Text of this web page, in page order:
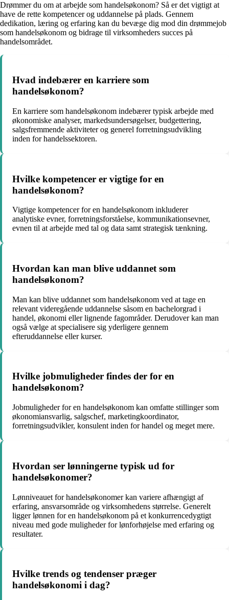
Drømmer du om at arbejde som handelsøkonom? Så er det vigtigt at
have de rette kompetencer og uddannelse på plads. Gennem
dedikation, læring og erfaring kan du bevæge dig mod din drømmejob
som handelsøkonom og bidrage til virksomheders succes på
handelsområdet.
Hvad indebærer en karriere som
handelsøkonom?
En karriere som handelsøkonom indebærer typisk arbejde med
økonomiske analyser, markedsundersøgelser, budgettering,
salgsfremmende aktiviteter og generel forretningsudvikling
inden for handelssektoren.
Hvilke kompetencer er vigtige for en
handelsøkonom?
Vigtige kompetencer for en handelsøkonom inkluderer
analytiske evner, forretningsforståelse, kommunikationsevner,
evnen til at arbejde med tal og data samt strategisk tænkning.
Hvordan kan man blive uddannet som
handelsøkonom?
Man kan blive uddannet som handelsøkonom ved at tage en
relevant videregående uddannelse såsom en bachelorgrad i
handel, økonomi eller lignende fagområder. Derudover kan man
også vælge at specialisere sig yderligere gennem
efteruddannelse eller kurser.
Hvilke jobmuligheder findes der for en
handelsøkonom?
Jobmuligheder for en handelsøkonom kan omfatte stillinger som
økonomiansvarlig, salgschef, marketingkoordinator,
forretningsudvikler, konsulent inden for handel og meget mere.
Hvordan ser lønningerne typisk ud for
handelsøkonomer?
Lønniveauet for handelsøkonomer kan variere afhængigt af
erfaring, ansvarsområde og virksomhedens størrelse. Generelt
ligger lønnen for en handelsøkonom på et konkurrencedygtigt
niveau med gode muligheder for lønforhøjelse med erfaring og
resultater.
Hvilke trends og tendenser præger
handelsøkonomi i dag?